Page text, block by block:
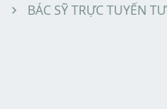
BÁC SỸ TRỰC TUYẾN